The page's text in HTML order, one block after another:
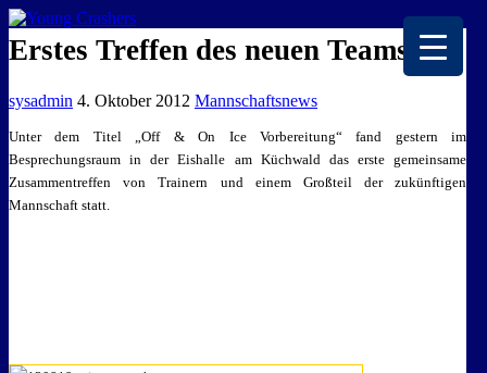
EISKALTE LEIDENSCHAFT
Erstes Treffen des neuen Teams
sysadmin 4. Oktober 2012 Mannschaftsnews
Unter dem Titel „Off & On Ice Vorbereitung“ fand gestern im
Besprechungsraum in der Eishalle am Küchwald das erste gemeinsame
Zusammentreffen von Trainern und einem Großteil der zukünftigen
Mannschaft statt.